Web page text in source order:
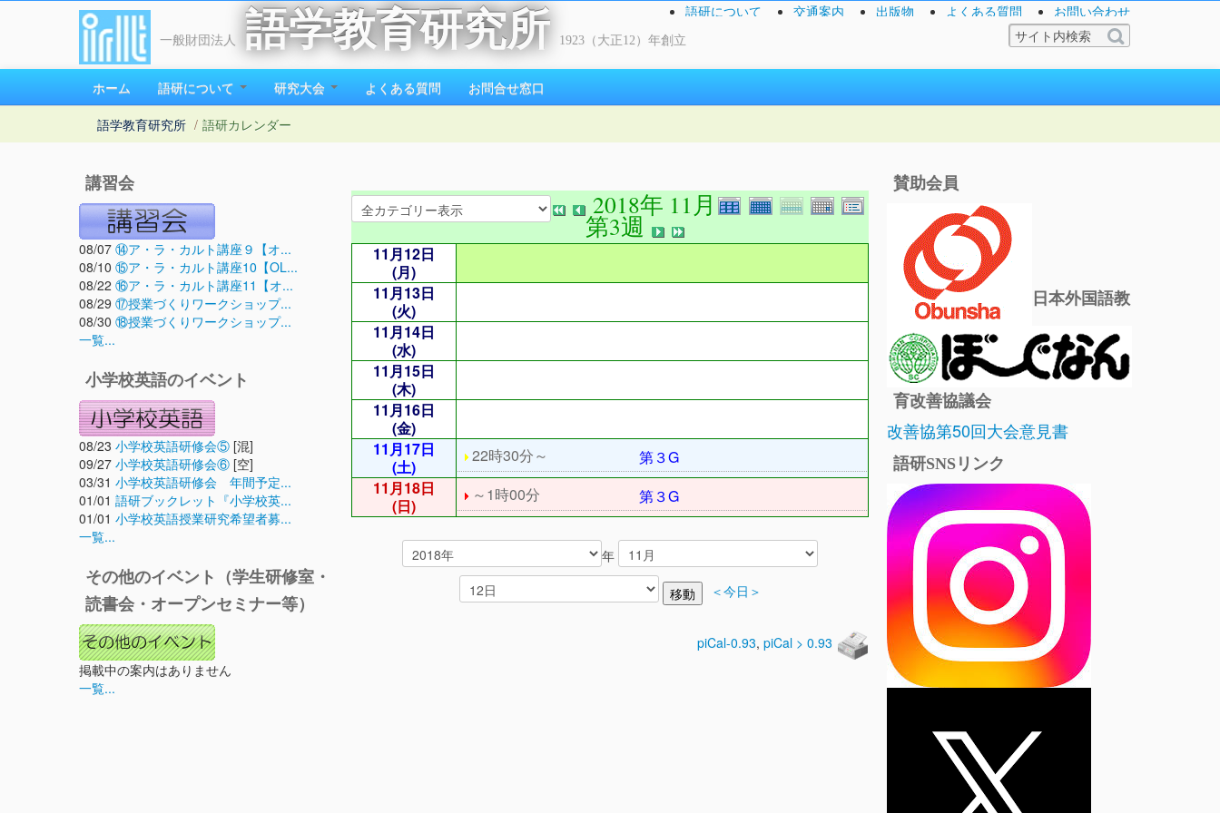
一般財団法人 語学教育研究所 1923（大正12）年創立
語研について 交通案内 出版物 よくある質問 お問い合わせ
ホーム 語研について 研究大会 よくある質問 お問合せ窓口
語学教育研究所 / 語研カレンダー
講習会
08/07 ⑭ア・ラ・カルト講座９【オ...
08/10 ⑮ア・ラ・カルト講座10【OL...
08/22 ⑯ア・ラ・カルト講座11【オ...
08/29 ⑰授業づくりワークショップ...
08/30 ⑱授業づくりワークショップ...
一覧...
小学校英語のイベント
08/23 小学校英語研修会⑤ [混]
09/27 小学校英語研修会⑥ [空]
03/31 小学校英語研修会 年間予定...
01/01 語研ブックレット『小学校英...
01/01 小学校英語授業研究希望者募...
一覧...
その他のイベント（学生研修室・
読書会・オープンセミナー等）
掲載中の案内はありません
一覧...
2018年 11月
第3週
11月12日
(月)
11月13日
(火)
11月14日
(水)
11月15日
(木)
11月16日
(金)
11月17日
(土)
22時30分～
第３G
11月18日
(日)
～1時00分 第３G
年
＜今日＞
piCal-0.93, piCal > 0.93
賛助会員
日本外国語教
育改善協議会
改善協第50回大会意見書
語研SNSリンク